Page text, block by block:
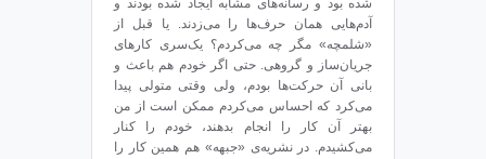
شده بود و رسانه‌های مشابه ایجاد شده بودند و
آدم‌هایی همان حرف‌ها را می‌زدند. یا قبل از
«شلمچه» مگر چه می‌کردم؟ یک‌سری کارهای
جریان‌ساز و گروهی. حتی اگر خودم هم باعث و
بانی آن حرکت‌ها بودم، ولی وقتی متولی پیدا
می‌کرد که احساس می‌کردم ممکن است از من
بهتر آن کار را انجام بدهند، خودم را کنار
می‌کشیدم. در نشریه‌ی «جبهه» هم همین کار را